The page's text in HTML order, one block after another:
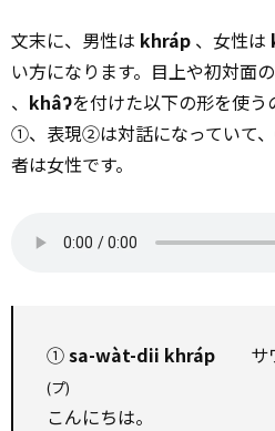
文末に、男性は khráp 、女性は
い方になります。目上や初対面
、 khâʔを付けた以下の形を使
①、表現②は対話になっていて
者は女性です。
①sa-wàt-dii khráp サ
(プ)
こんにちは。